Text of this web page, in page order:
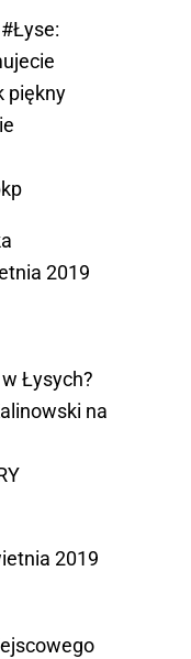
#Łyse:
piękny
2019
Łysych?
na
2019